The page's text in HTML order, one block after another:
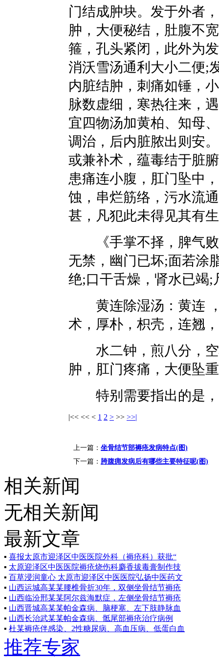
门结成肿块。发于外者
肿，大便秘结，肚腹不
箍，孔头紧闭，此外为
消沃雪汤通利大小二便;
内脏结肿，刺痛如锤，
脉数虚细，寒热往来，
宜四物汤加黄柏、知母
调治，后内脏脓出则安
或兼补术，蕴毒结于脏
患痛连小腹，肛门坠中
蚀，串烂筋络，污水流
甚，凡犯此未得见其有
《手掌不择，脾气败
无禁，幽门已坏;面若涂
绝;口干舌燥，肾水已竭;
黄连除湿汤：黄连 ，
术，厚朴，枳壳，连翘
水二钟，煎八分，空
肿，肛门疼痛，大便坠
特别需要指出的是，
|<< << < 1 2 > >> >>|
上一篇： 坐骨结节部褥疮发病特点(图)
下一篇： 胯腹痈发病后有哪些主要特征呢(图)
相关新闻
无相关新闻
最新文章
▪ 喜报太原市迎泽区中医医院外科（褥疮科）获批“
▪ 太原迎泽区中医医院褥疮烧伤科麝香拔毒膏制作技
▪ 百草浸润童心 太原市迎泽区中医医院弘扬中医药文
▪ 山西运城高某某腰椎骨折30年，双侧坐骨结节褥疮
▪ 山西临汾邢某某阿尔兹海默症，左侧坐骨结节褥疮
▪ 山西晋城高某某帕金森病、脑梗塞、左下肢静脉血
▪ 山西长治武某某帕金森病、骶尾部褥疮治疗病例
▪ 杜某褥疮伴感染、2性糖尿病、高血压病、低蛋白血
推荐专家
学科带头人：
西中医学院，专业
从事中医外科临床
研究与治疗近二十
年，在理论上提出
了褥疮病理实质
为“气血大亏，热毒
营血”的新观点.
郭伟平，男，
副主任医师，山西